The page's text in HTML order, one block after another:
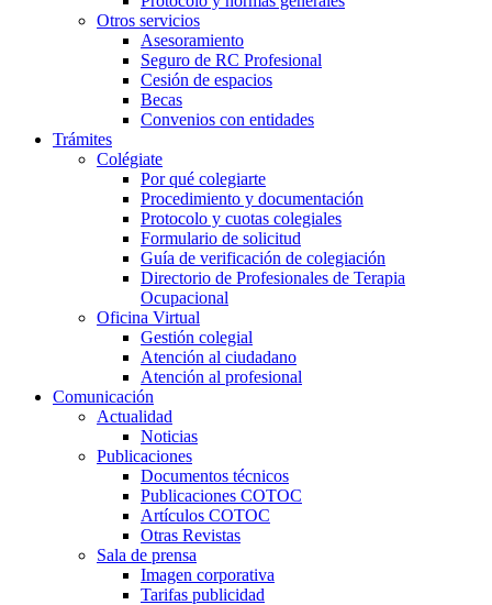
Otros servicios
Asesoramiento
Seguro de RC Profesional
Cesión de espacios
Becas
Convenios con entidades
Trámites
Colégiate
Por qué colegiarte
Procedimiento y documentación
Protocolo y cuotas colegiales
Formulario de solicitud
Guía de verificación de colegiación
Directorio de Profesionales de Terapia
Ocupacional
Oficina Virtual
Gestión colegial
Atención al ciudadano
Atención al profesional
Comunicación
Actualidad
Noticias
Publicaciones
Documentos técnicos
Publicaciones COTOC
Artículos COTOC
Otras Revistas
Sala de prensa
Imagen corporativa
Tarifas publicidad